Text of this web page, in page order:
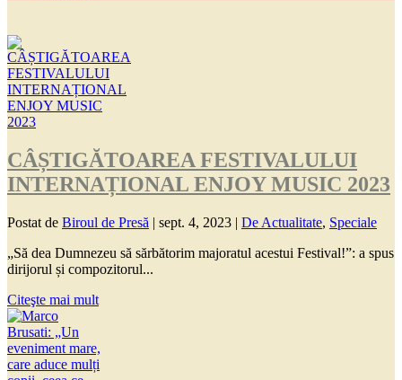
CÂȘTIGĂTOAREA FESTIVALULUI
INTERNAȚIONAL ENJOY MUSIC 2023
Postat de Biroul de Presă | sept. 4, 2023 | De Actualitate, Speciale
„Să dea Dumnezeu să sărbătorim majoratul acestui Festival!”: a spus
dirijorul și compozitorul...
Citeşte mai mult